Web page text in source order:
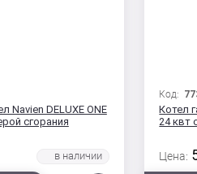
Navien DELUXE ONE
сгорания
Код:
Котел
24 квт
Цена: